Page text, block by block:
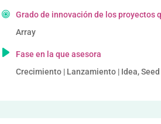
Grado de innovación de los proyectos
Array
Fase en la que asesora
Crecimiento | Lanzamiento | Idea,